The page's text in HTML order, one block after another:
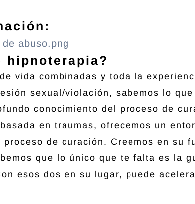
hipnoterapia?
vida combinadas y toda la
sexual/violación, sabemos lo que
conocimiento del proceso de
en traumas, ofrecemos un
de curación. Creemos en su
que lo único que te falta es la
esos dos en su lugar, puede